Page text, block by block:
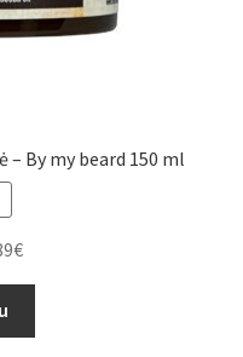
By my beard 150 ml
€